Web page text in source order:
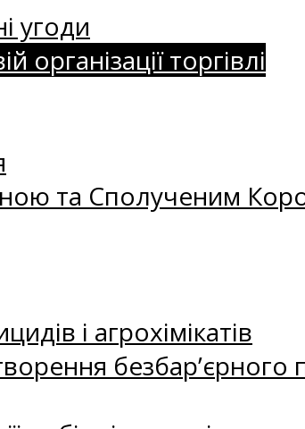
угоди
організації торгівлі
та Сполученим
і агрохімікатів
безбар’єрного